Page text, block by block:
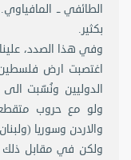
الطائفي ــ
بكثير.
وفي هذا الصدد،
اغتصبت ارض فلسطين
الدوليين ونُسّبت الى
ولو مع حروب
والاردن وسوريا (ولبنان، حتى 25
ولكن في مقابل ذلك